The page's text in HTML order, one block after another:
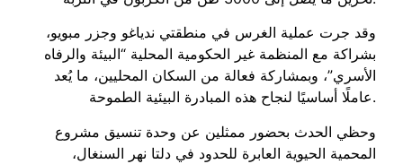
وقد جرت عملية الغرس في منطقتي ندياغو وجزر مبويو،
بشراكة مع المنظمة غير الحكومية المحلية “البيئة والرفاه
الأسري”، وبمشاركة فعالة من السكان المحليين، ما يُعد
عاملًا أساسيًا لنجاح هذه المبادرة البيئية الطموحة.
وحظي الحدث بحضور ممثلين عن وحدة تنسيق مشروع
المحمية الحيوية العابرة للحدود في دلتا نهر السنغال،